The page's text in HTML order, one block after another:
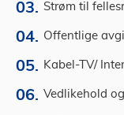
Strøm til
Offentlige
Kabel-TV/
Vedlikehold